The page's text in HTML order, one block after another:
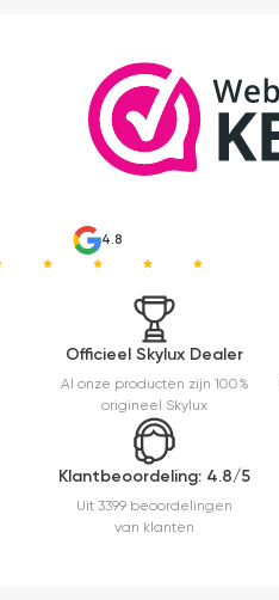
4.8
Officieel Skylux Dealer
Al onze producten zijn 100%
origineel Skylux
Klantbeoordeling: 4.8/5
Uit 3399 beoordelingen
van klanten